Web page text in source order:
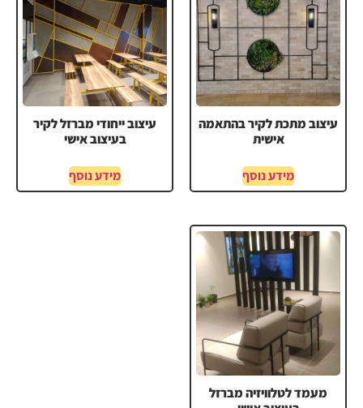
עיצוב מתכת לקיר בהתאמה
אישית
מידע נוסף
עיצוב ייחודי מברזל לקיר
בעיצוב אישי
מידע נוסף
מעמד לטלוויזיה מברזל